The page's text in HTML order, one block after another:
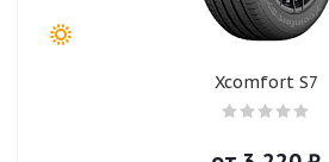
Xcomfort S7